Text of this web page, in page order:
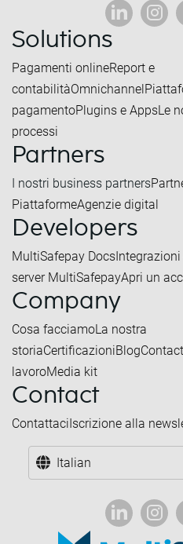
Solutions
Pagamenti onlineReport e
contabilitàOmnichannel
pagamentoPlugins e AppsLe
processi
Partners
I nostri business partners
PiattaformeAgenzie digital
Developers
MultiSafepay Docs
server MultiSafepayApri un
Company
Cosa facciamoLa nostra
storiaCertificazioniBlogContact
lavoroMedia kit
Contact
ContattaciIscrizione alla
Italian